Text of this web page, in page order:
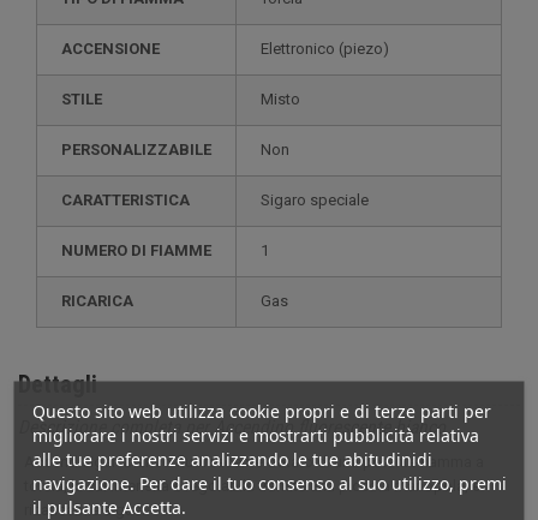
Questo sito web utilizza cookie propri e di terze parti per
migliorare i nostri servizi e mostrarti pubblicità relativa
alle tue preferenze analizzando le tue abitudinidi
navigazione. Per dare il tuo consenso al suo utilizzo, premi
il pulsante Accetta.
ACCENSIONE elettronico (piezo)
STILE misto
PERSONALIZZABILE non
CARATTERISTICA sigaro speciale
NUMERO DI FIAMME 1
RICARICA gas
Dettagli
Descrizione completa per Accendino fluorescente bianco
Accendisigari bianco fluorescente dotato di una potente fiamma a
torcia, la cui intensità è regolabile tramite una piccola manopola, e
ricaricabile a gas.